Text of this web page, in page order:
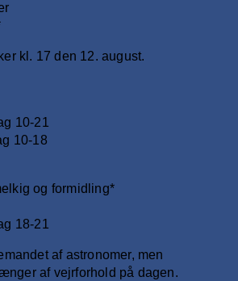
kl. 17 den 12. august.
10-21
10-18
og formidling*
18-21
af astronomer, men
af vejrforhold på dagen.